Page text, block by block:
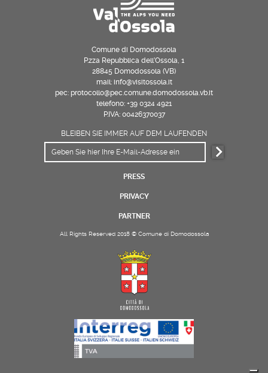
Comune di Domodossola
P.zza Repubblica dell’Ossola, 1
28845 Domodossola (VB)
mail: info@visitossola.it
pec: protocollo@pec.comune.domodossola.vb.it
telefono: +39 0324 4921
P.IVA: 00426370037
BLEIBEN SIE IMMER AUF DEM LAUFENDEN
PRESS
PRIVACY
PARTNER
All Rights Reserved 2018 © Comune di Domodossola